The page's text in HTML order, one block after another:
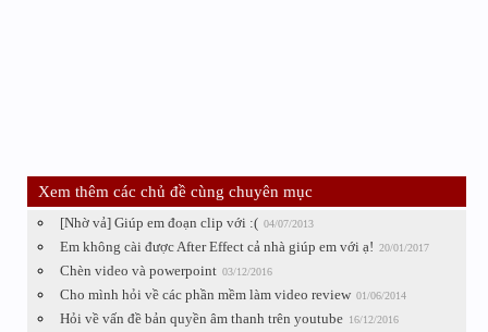
Xem thêm các chủ đề cùng chuyên mục
[Nhờ vả] Giúp em đoạn clip với :( 04/07/2013
Em không cài được After Effect cả nhà giúp em với ạ! 20/01/2017
Chèn video và powerpoint 03/12/2016
Cho mình hỏi về các phần mềm làm video review 01/06/2014
Hỏi về vấn đề bản quyền âm thanh trên youtube 16/12/2016